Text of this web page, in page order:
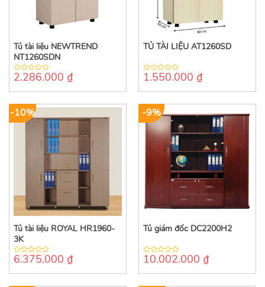
Tủ tài liệu NEWTREND
NT1260SDN
0
of
2.286.000 ₫
TỦ TÀI LIỆU AT1260SD
0
of
1.550.000 ₫
-10%
Tủ tài liệu ROYAL HR1960-
3K
0
of
6.375.000 ₫
-9%
Tủ giám đốc DC2200H2
0
of
10.002.000 ₫